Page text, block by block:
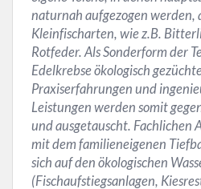
naturnah aufgezogen werden,
Kleinfischarten, wie z.B.
Rotfeder. Als Sonderform der
Edelkrebse ökologisch
Praxiserfahrungen und
Leistungen werden somit
und ausgetauscht. Fachlichen
mit dem familieneigenen
sich auf den ökologischen
(Fischaufstiegsanlagen,